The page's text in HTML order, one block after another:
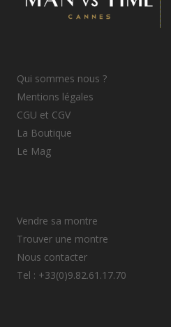
Qui sommes nous ?
Mentions légales
CGU et CGV
La Boutique
Le Mag
Vendre sa montre
Trouver une montre
Nous contacter
Tel : +33(0)9.82.61.17.70